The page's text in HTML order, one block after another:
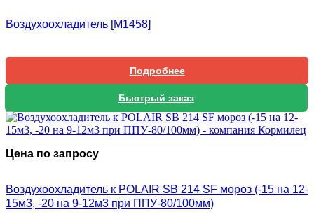
Воздухоохладитель [М1458]
Подробнее
Быстрый заказ
Цена по запросу
Воздухоохладитель к POLAIR SB 214 SF мороз (-15 на 12-
15м3, -20 на 9-12м3 при ППУ-80/100мм)